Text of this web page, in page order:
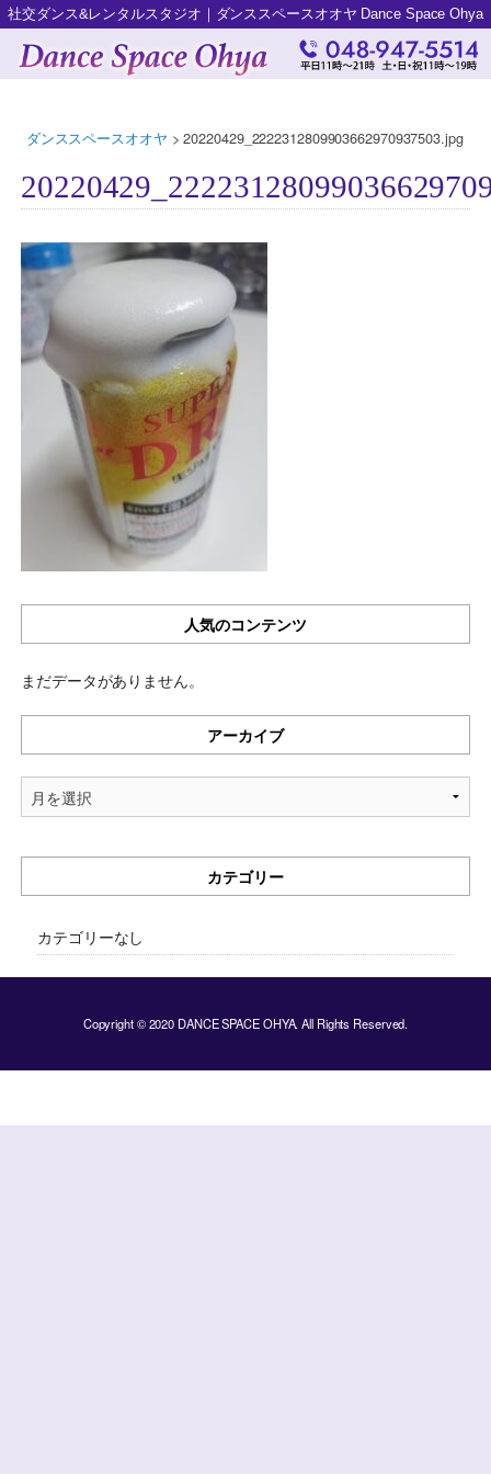
社交ダンス&レンタルスタジオ｜ダンススペースオオヤ Dance Space Ohya
ダンススペースオオヤ >20220429_2222312809903662970937503.jpg
人気のコンテンツ
まだデータがありません。
アーカイブ
ア
ー
ブ
カテゴリー
カテゴリーなし
Copyright © 2020 DANCE SPACE OHYA. All Rights Reserved.